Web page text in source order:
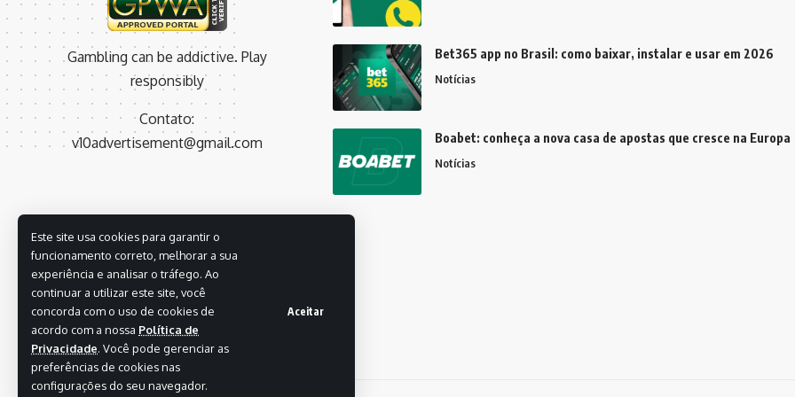
Este site usa cookies para garantir o
funcionamento correto, melhorar a sua
experiência e analisar o tráfego. Ao
continuar a utilizar este site, você
concorda com o uso de cookies de
acordo com a nossa Política de
Privacidade. Você pode gerenciar as
preferências de cookies nas
configurações do seu navegador.
Aceitar
Gambling can be addictive. Play
responsibly
Contato:
v10advertisement@gmail.com
Bet365 app no Brasil: como baixar, instalar e usar em 2026
Notícias
Boabet: conheça a nova casa de apostas que cresce na Europa
Notícias